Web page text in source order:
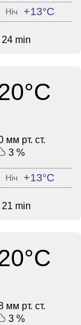
Ніч +13°C
24 min
мм рт. ст.
3 %
Ніч +13°C
21 min
мм рт. ст.
3 %